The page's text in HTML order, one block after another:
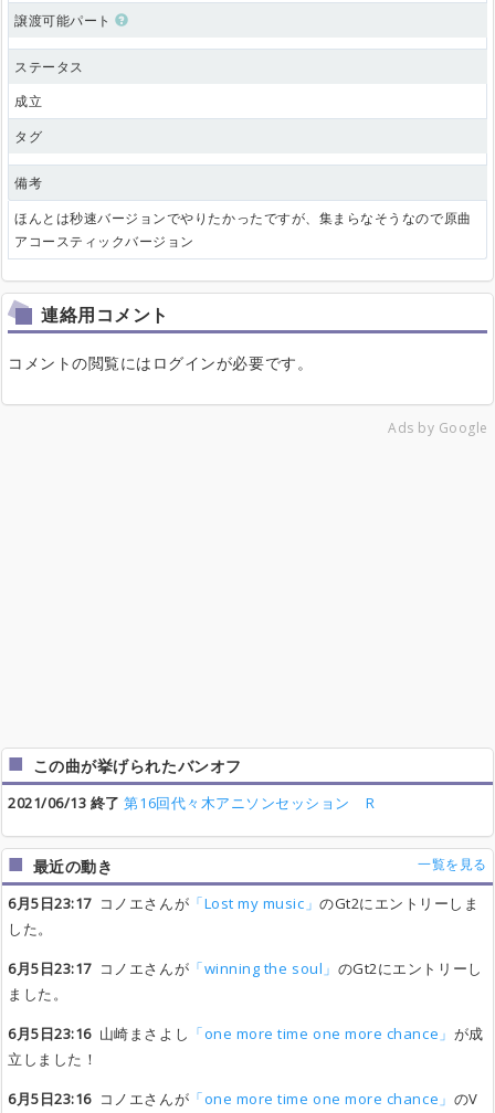
譲渡可能パート
ステータス
成立
タグ
備考
ほんとは秒速バージョンでやりたかったですが、集まらなそうなので原曲
アコースティックバージョン
連絡用コメント
コメントの閲覧にはログインが必要です。
Ads by Google
この曲が挙げられたバンオフ
2021/06/13 終了 第16回代々木アニソンセッション R
最近の動き 一覧を見る
6月5日23:17コノエさんが 「Lost my music」のGt2にエントリーしま
した。
6月5日23:17コノエさんが 「winning the soul」 のGt2にエントリーし
ました。
6月5日23:16山崎まさよし 「one more time one more chance」 が成
立しました！
6月5日23:16コノエさんが 「one more time one more chance」 のV